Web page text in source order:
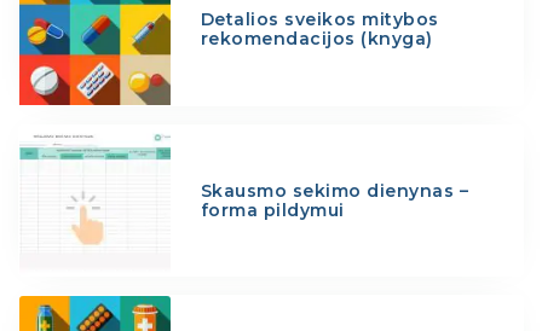
Detalios sveikos mitybos
rekomendacijos (knyga)
Skausmo sekimo dienynas –
forma pildymui